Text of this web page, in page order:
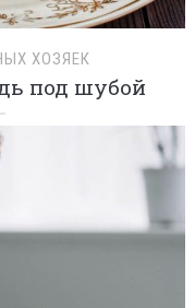
ХОЗЯЕК
под шубой